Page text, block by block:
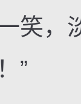
，淡
”